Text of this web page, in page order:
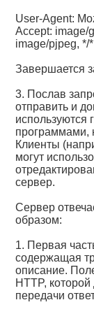
User-Agent:
Accept: image/
image/pjpeg, */*
Завершается
3. Послав
отправить и
используются
программами,
Клиенты
могут
сервер.
Сервер
образом:
1. Первая
содержащая
описание.
HTTP,
передачи